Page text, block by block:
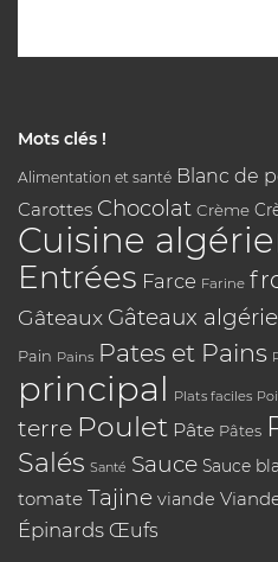
Mots clés !
Alimentation et santé Blanc de
Carottes Chocolat Crème
Cuisine
Entrées Farce Farine
Gâteaux Gâteaux
Pain Pains Pates et Pains
principal Plats faciles
terre Poulet Pâte Pâtes
Salés Santé Sauce Sauce
tomate Tajine viande
Épinards Œufs